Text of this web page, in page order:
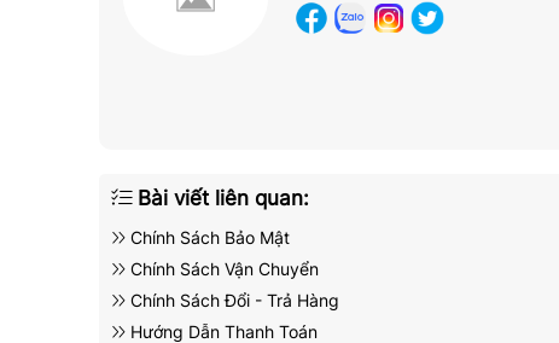
Bài viết liên quan:
Chính Sách Bảo Mật
Chính Sách Vận Chuyển
Chính Sách Đổi - Trả Hàng
Hướng Dẫn Thanh Toán